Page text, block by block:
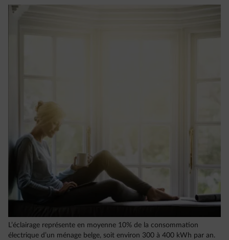
L’éclairage représente en moyenne 10% de la consommation
électrique d’un ménage belge, soit environ 300 à 400 kWh par an.